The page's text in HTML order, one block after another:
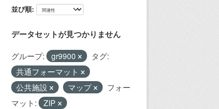
並び順
データセットが見つかりません
グループ: gr9900
タグ:
共通フォーマット
公共施設
マップ
フォー
マット:
ZIP